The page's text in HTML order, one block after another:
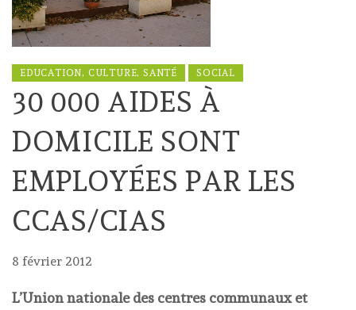
EDUCATION, CULTURE, SANTÉ SOCIAL
30 000 AIDES À
DOMICILE SONT
EMPLOYÉES PAR LES
CCAS/CIAS
8 février 2012
L’Union nationale des centres communaux et